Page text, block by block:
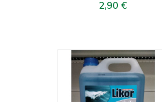
Prezzo
2,90 €